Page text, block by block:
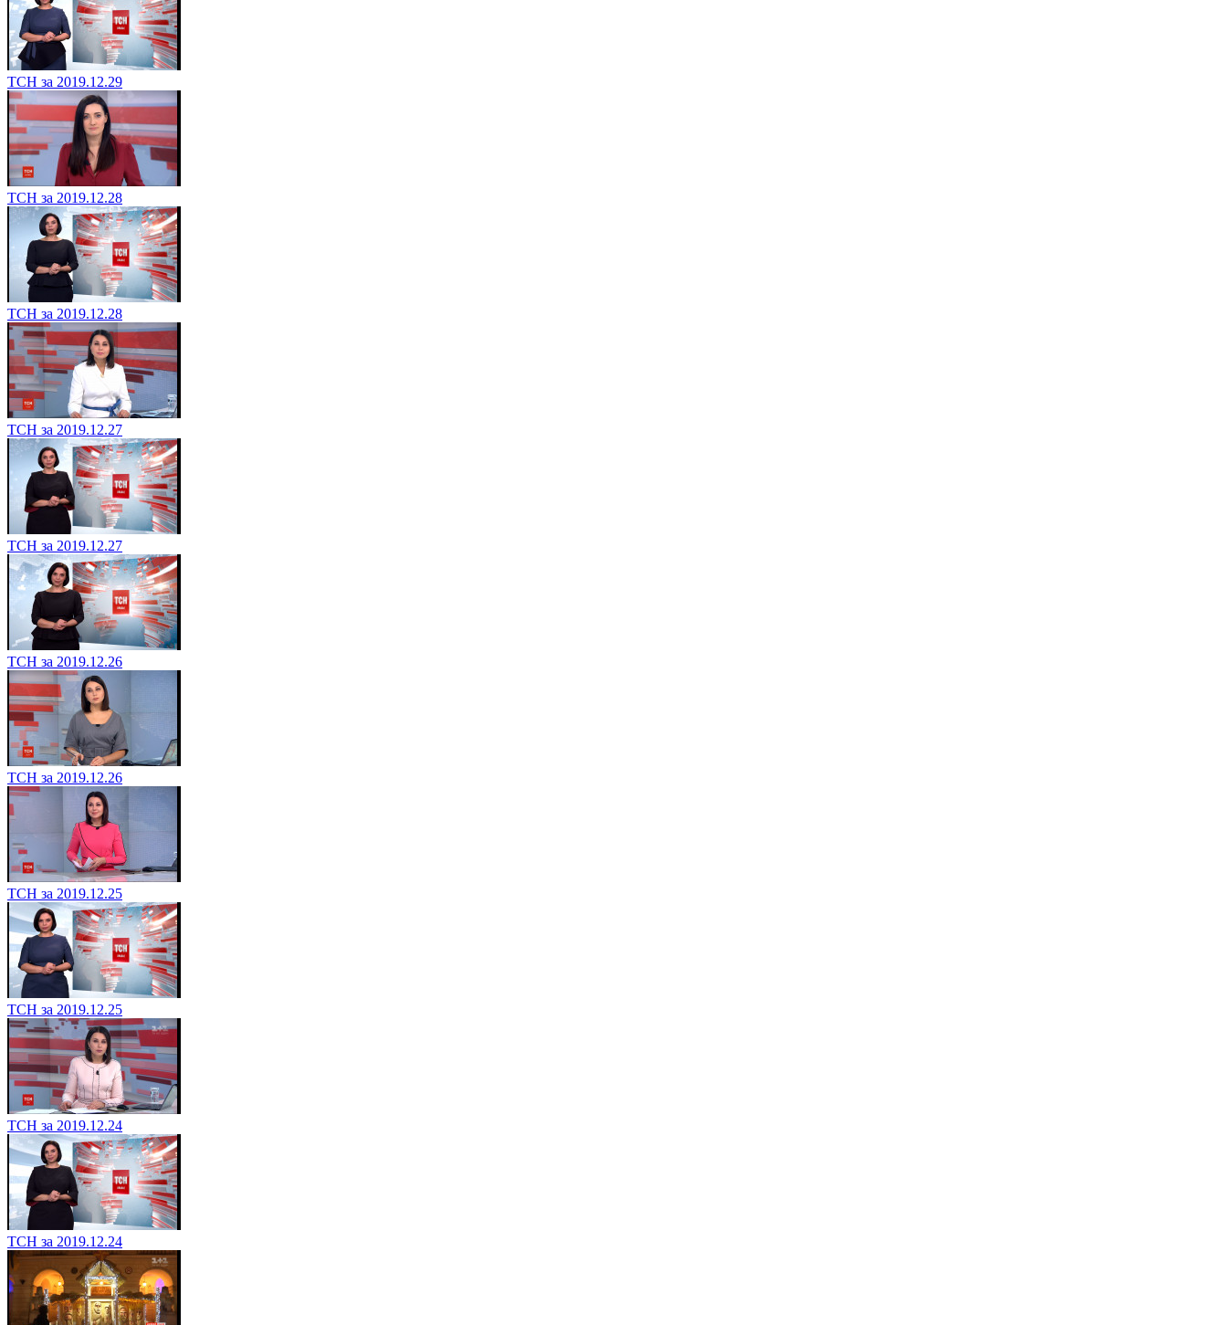
ТСН за 2019.12.29
ТСН за 2019.12.28
ТСН за 2019.12.28
ТСН за 2019.12.27
ТСН за 2019.12.27
ТСН за 2019.12.26
ТСН за 2019.12.26
ТСН за 2019.12.25
ТСН за 2019.12.25
ТСН за 2019.12.24
ТСН за 2019.12.24